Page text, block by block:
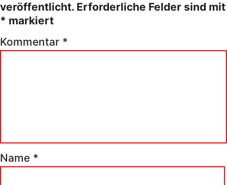
veröffentlicht. Erforderliche Felder sind mit
* markiert
Kommentar *
Name *